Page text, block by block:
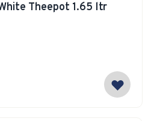
Theepot 1.65 ltr